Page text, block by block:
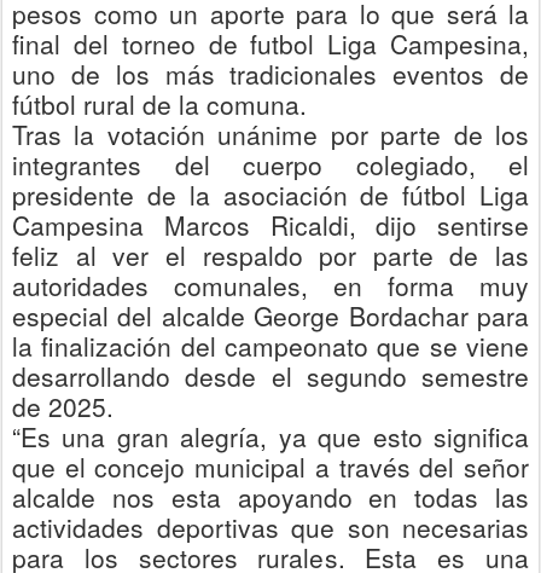
pesos como un aporte para lo que será la
final del torneo de futbol Liga Campesina,
uno de los más tradicionales eventos de
fútbol rural de la comuna.
Tras la votación unánime por parte de los
integrantes del cuerpo colegiado, el
presidente de la asociación de fútbol Liga
Campesina Marcos Ricaldi,dijo sentirse
feliz al ver el respaldo por parte de las
autoridades comunales, en forma muy
especial del alcalde George Bordacharpara
la finalización del campeonato que se viene
desarrollando desde el segundo semestre
de 2025.
“Es una gran alegría, ya que esto significa
que el concejo municipal a través del señor
alcalde nos esta apoyando en todas las
actividades deportivas que son necesarias
para los sectores rurales. Esta es una